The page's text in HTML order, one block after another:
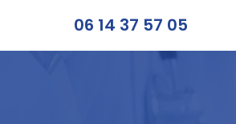
contenu
06 14 37 57 05